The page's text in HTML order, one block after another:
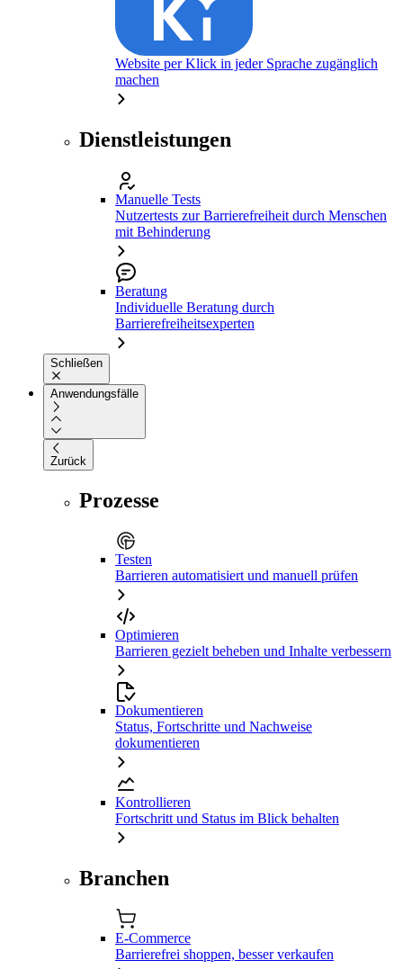
Website per Klick in jeder Sprache zugänglich
machen
Dienstleistungen
Manuelle Tests
Nutzertests zur Barrierefreiheit durch Menschen
mit Behinderung
Beratung
Individuelle Beratung durch
Barrierefreiheitsexperten
Schließen
Anwendungsfälle
Zurück
Prozesse
Testen
Barrieren automatisiert und manuell prüfen
Optimieren
Barrieren gezielt beheben und Inhalte verbessern
Dokumentieren
Status, Fortschritte und Nachweise
dokumentieren
Kontrollieren
Fortschritt und Status im Blick behalten
Branchen
E-Commerce
Barrierefrei shoppen, besser verkaufen